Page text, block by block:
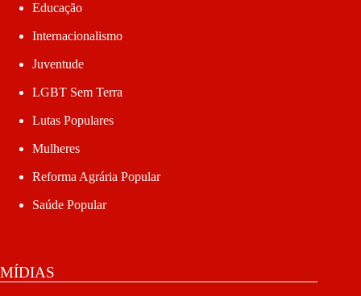
Educação
Internacionalismo
Juventude
LGBT Sem Terra
Lutas Populares
Mulheres
Reforma Agrária Popular
Saúde Popular
MÍDIAS